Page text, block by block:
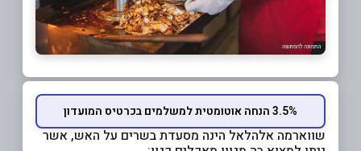
3.5% הנחה אוטומטית למשלמים בכרטיס המועדון
שווארמה אלהלאל הינה מסעדת בשרים על האש, אשר